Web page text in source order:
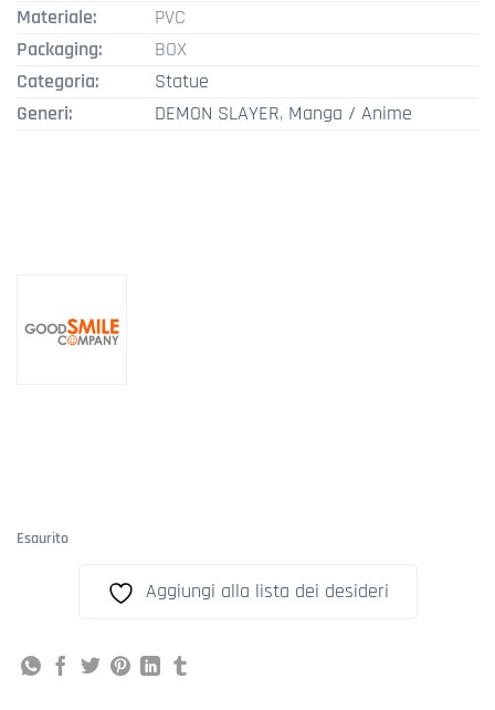
Materiale:
PVC
Packaging:
BOX
Categoria:
Statue
Generi:
DEMON SLAYER, Manga / Anime
Esaurito
Aggiungi alla lista dei desideri